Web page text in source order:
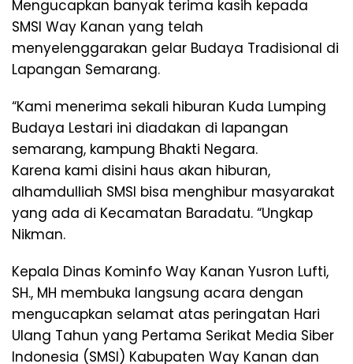
Mengucapkan banyak terima kasih kepada
SMSI Way Kanan yang telah
menyelenggarakan gelar Budaya Tradisional di
Lapangan Semarang.
“Kami menerima sekali hiburan Kuda Lumping
Budaya Lestari ini diadakan di lapangan
semarang, kampung Bhakti Negara.
Karena kami disini haus akan hiburan,
alhamdulliah SMSI bisa menghibur masyarakat
yang ada di Kecamatan Baradatu. “Ungkap
Nikman.
Kepala Dinas Kominfo Way Kanan Yusron Lufti,
SH., MH membuka langsung acara dengan
mengucapkan selamat atas peringatan Hari
Ulang Tahun yang Pertama Serikat Media Siber
Indonesia (SMSI) Kabupaten Way Kanan dan